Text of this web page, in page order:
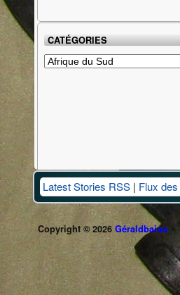
CATÉGORIES
Catégories
Latest Stories RSS | Flux
Copyright © 2026Géraldbaios